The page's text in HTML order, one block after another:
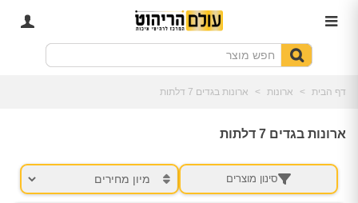
דף הבית > ארונות > ארונות בגדים 7 דלתות
ארונות בגדים 7 דלתות
סינון מוצרים